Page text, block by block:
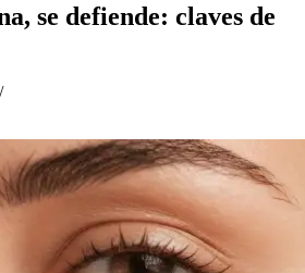
se defiende: claves de